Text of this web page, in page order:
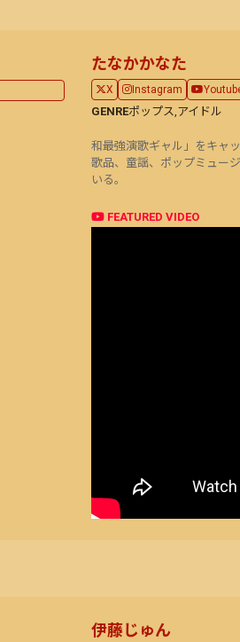
たなかかなた
X Instagram
GENREポップス, アイドル
和最強演歌ギャル」をキャ
歌品、童謡、ポップミュー
いる。
FEATURED VIDEO
伊藤じゅん